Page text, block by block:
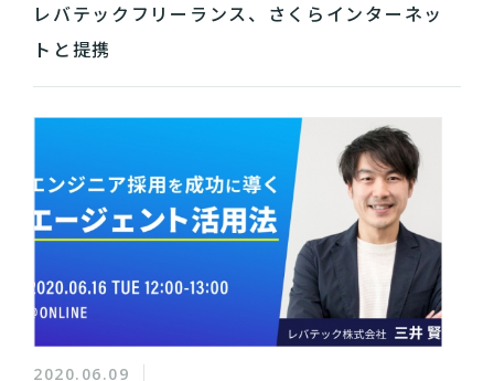
レバテックフリーランス、さくらインターネッ
トと提携
2020.06.09